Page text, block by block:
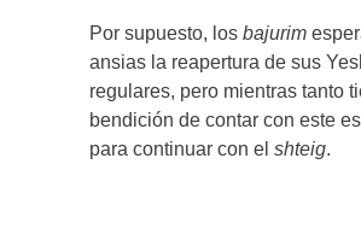
Por supuesto, los bajurim
ansias la reapertura de sus
regulares, pero mientras tanto
bendición de contar con este
para continuar con el shteig.